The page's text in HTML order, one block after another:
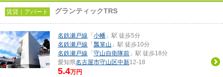
賃貸｜アパート グランティックTRS
名鉄瀬戸線 「 小幡 」駅 徒歩5分
名鉄瀬戸線 「 瓢箪山 」駅 徒歩10分
名鉄瀬戸線 「 守山自衛隊前 」駅 徒歩18分
愛知県名古屋市守山区中新12-18
5.4万円